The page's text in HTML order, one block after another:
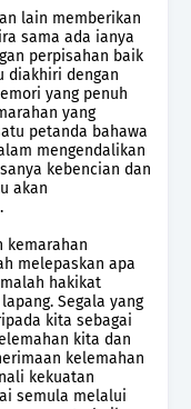
lain memberikan
sama ada ianya
perpisahan baik
diakhiri dengan
yang penuh
yang
petanda bahawa
mengendalikan
kebencian dan
akan
kemarahan
melepaskan apa
hakikat
Segala yang
kita sebagai
kita dan
kelemahan
kekuatan
semula melalui